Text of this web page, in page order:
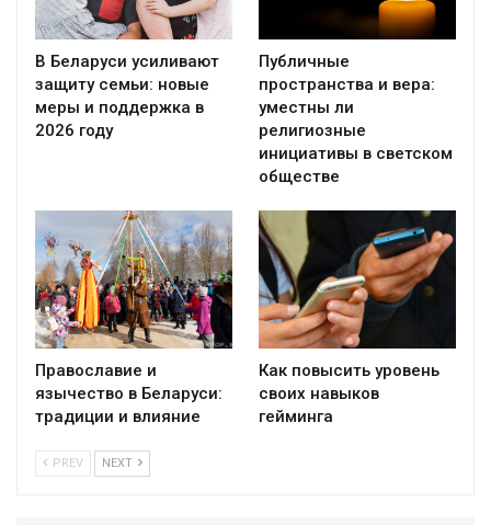
В Беларуси усиливают
защиту семьи: новые
меры и поддержка в
2026 году
Публичные
пространства и вера:
уместны ли
религиозные
инициативы в светском
обществе
Православие и
язычество в Беларуси:
традиции и влияние
Как повысить уровень
своих навыков
гейминга
PREV NEXT